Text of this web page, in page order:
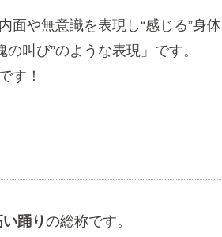
面や無意識を表現し“感じる”身体
叫び”のような表現」です。
す！
踊りの総称です。